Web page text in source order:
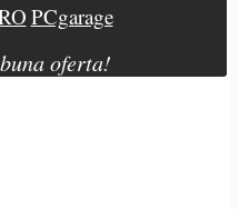
PCgarage
oferta!